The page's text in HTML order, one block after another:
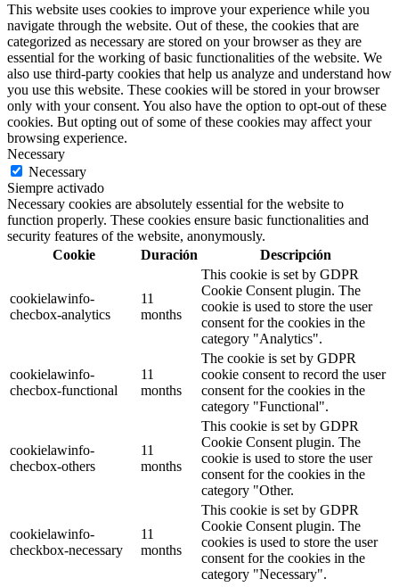
This website uses cookies to improve your experience while you
navigate through the website. Out of these, the cookies that are
categorized as necessary are stored on your browser as they are
essential for the working of basic functionalities of the website. We
also use third-party cookies that help us analyze and understand how
you use this website. These cookies will be stored in your browser
only with your consent. You also have the option to opt-out of these
cookies. But opting out of some of these cookies may affect your
browsing experience.
Necessary
Necessary
Siempre activado
Necessary cookies are absolutely essential for the website to
function properly. These cookies ensure basic functionalities and
security features of the website, anonymously.
Cookie
Duración Descripción
cookielawinfo-
checbox-analytics
11
months
This cookie is set by GDPR
Cookie Consent plugin. The
cookie is used to store the user
consent for the cookies in the
category "Analytics".
cookielawinfo-
checbox-functional
11
months
The cookie is set by GDPR
cookie consent to record the user
consent for the cookies in the
category "Functional".
cookielawinfo-
checbox-others
11
months
This cookie is set by GDPR
Cookie Consent plugin. The
cookie is used to store the user
consent for the cookies in the
category "Other.
cookielawinfo-
checkbox-necessary
11
months
This cookie is set by GDPR
Cookie Consent plugin. The
cookies is used to store the user
consent for the cookies in the
category "Necessary".